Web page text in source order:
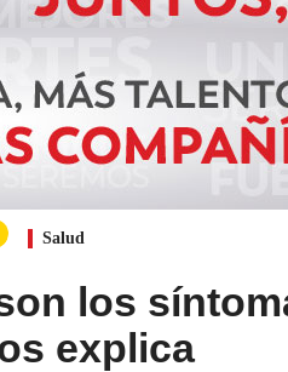
Salud
los
explica